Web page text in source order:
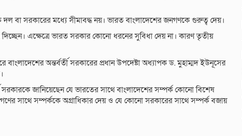
বা সরকারের মধ্যে সীমাবদ্ধ নয়। ভারত বাংলাদেশের জনগণকে গুরুত্ব দেয়।
এক্ষেত্রে ভারত সরকার কোনো ধরনের সুবিধা দেয় না। কারণ তৃতীয়
অন্তর্বর্তী সরকারের প্রধান উপদেষ্টা অধ্যাপক ড. মুহাম্মদ ইউনূসের
সরকারকে জানিয়েছেন যে ভারতের সাথে বাংলাদেশের সম্পর্ক কোনো বিশেষ
সাথে সম্পর্ককে অগ্রাধিকার দেয় ও যে কোনো সরকারের সাথে সম্পর্ক বজায়